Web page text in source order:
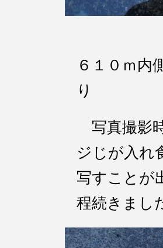
６１０ｍ
写真撮影
ジじが入れ
写すことが
程続きまし